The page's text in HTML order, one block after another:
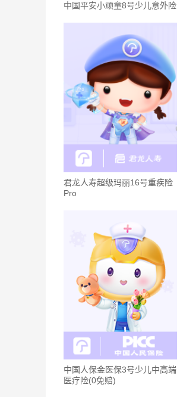
中国平安小顽童8号少儿意外险
君龙人寿超级玛丽16号重疾险
Pro
中国人保金医保3号少儿中高端
医疗险(0免赔)